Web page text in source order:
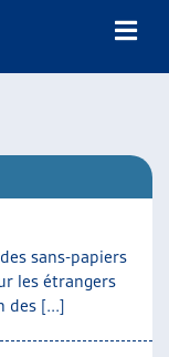
sans-papiers
les étrangers
des [...]